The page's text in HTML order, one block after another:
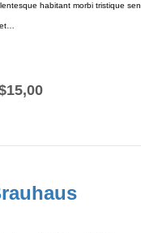
habitant morbi tristique
15,00